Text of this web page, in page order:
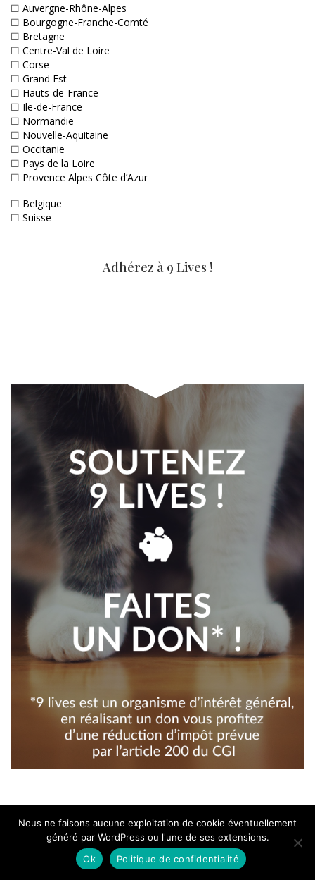
☐ Auvergne-Rhône-Alpes
☐ Bourgogne-Franche-Comté
☐ Bretagne
☐ Centre-Val de Loire
☐ Corse
☐ Grand Est
☐ Hauts-de-France
☐ Ile-de-France
☐ Normandie
☐ Nouvelle-Aquitaine
☐ Occitanie
☐ Pays de la Loire
☐ Provence Alpes Côte d’Azur
☐ Belgique
☐ Suisse
Adhérez à 9 Lives !
Rencontres de Bamako 2017 : Coup de coeur –
Phumzile Khanyile
Nous ne faisons aucune exploitation de cookie éventuellement
généré par WordPress ou l'une de ses extensions.
Ok
Politique de confidentialité